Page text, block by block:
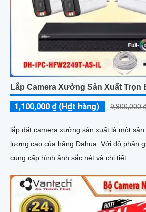
Lắp Camera Xưởng Sản Xuất Trọn
1,100,000 ₫ (H₫t hàng) 9,800,000
lắp đặt camera xưởng sản xuất là một
lượng cao của hãng Dahua. Với độ phân giải 4 megapixel, nó
cung cấp hình ảnh sắc nét và chi tiết